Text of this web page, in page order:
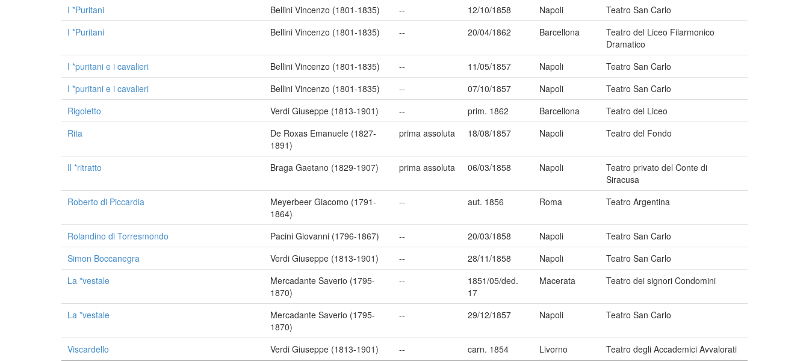
I *Puritani Bellini Vincenzo (1801-1835) -- 12/10/1858 Napoli
Teatro San Carlo
I *Puritani
Bellini Vincenzo (1801-1835) -- 20/04/1862 Barcellona
Teatro del Liceo Filarmonico
Dramatico
I *puritani e i cavalieri
Bellini Vincenzo (1801-1835) -- 11/05/1857 Napoli
Teatro San Carlo
I *puritani e i cavalieri
Bellini Vincenzo (1801-1835) -- 07/10/1857 Napoli
Teatro San Carlo
Rigoletto
Verdi Giuseppe (1813-1901) -- prim. 1862 Barcellona
Teatro del Liceo
Rita
De Roxas Emanuele (1827-
1891)
prima assoluta 18/08/1857 Napoli Teatro del Fondo
Il *ritratto Braga Gaetano (1829-1907) prima assoluta 06/03/1858 Napoli
Teatro privato del Conte di
Siracusa
Roberto di Piccardia
Meyerbeer Giacomo (1791-
1864)
-- aut. 1856 Roma Teatro Argentina
Rolandino di Torresmondo Pacini Giovanni (1796-1867) -- 20/03/1858 Napoli
Teatro San Carlo
Simon Boccanegra
Verdi Giuseppe (1813-1901) -- 28/11/1858 Napoli
Teatro San Carlo
La *vestale
Mercadante Saverio (1795-
1870)
--
1851/05/ded.
17
Macerata Teatro dei signori Condomini
La *vestale
Mercadante Saverio (1795-
1870)
-- 29/12/1857 Napoli Teatro San Carlo
Viscardello Verdi Giuseppe (1813-1901) -- carn. 1854 Livorno Teatro degli Accademici Avvalorati